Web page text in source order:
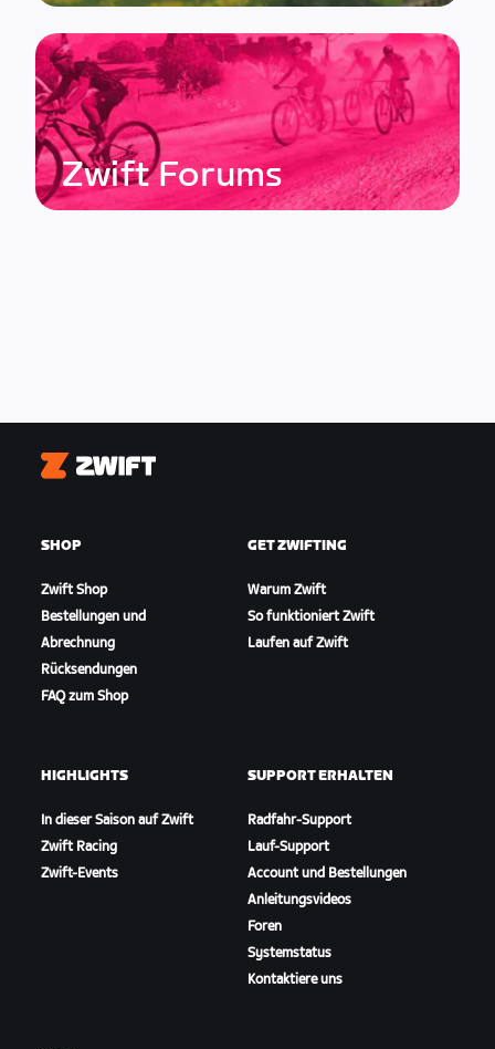
Zwift Forums
Zwift
SHOP
Zwift Shop
Bestellungen und
Abrechnung
Rücksendungen
FAQ zum Shop
GET ZWIFTING
Warum Zwift
So funktioniert Zwift
Laufen auf Zwift
HIGHLIGHTS
In dieser Saison auf Zwift
Zwift Racing
Zwift-Events
SUPPORT ERHALTEN
Radfahr-Support
Lauf-Support
Account und Bestellungen
Anleitungsvideos
Foren
Systemstatus
Kontaktiere uns